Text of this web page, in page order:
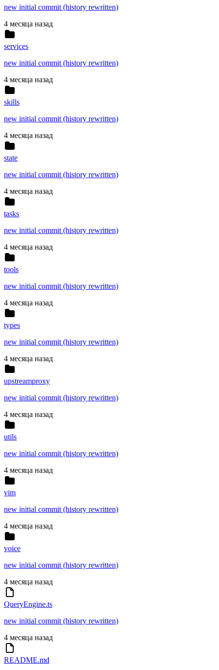
new initial commit (history rewritten)
4 месяца назад
services
new initial commit (history rewritten)
4 месяца назад
skills
new initial commit (history rewritten)
4 месяца назад
state
new initial commit (history rewritten)
4 месяца назад
tasks
new initial commit (history rewritten)
4 месяца назад
tools
new initial commit (history rewritten)
4 месяца назад
types
new initial commit (history rewritten)
4 месяца назад
upstreamproxy
new initial commit (history rewritten)
4 месяца назад
utils
new initial commit (history rewritten)
4 месяца назад
vim
new initial commit (history rewritten)
4 месяца назад
voice
new initial commit (history rewritten)
4 месяца назад
QueryEngine.ts
new initial commit (history rewritten)
4 месяца назад
README.md